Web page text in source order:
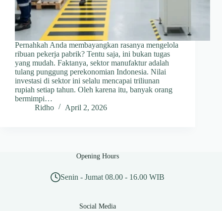
Pernahkah Anda membayangkan rasanya mengelola
ribuan pekerja pabrik? Tentu saja, ini bukan tugas
yang mudah. Faktanya, sektor manufaktur adalah
tulang punggung perekonomian Indonesia. Nilai
investasi di sektor ini selalu mencapai triliunan
rupiah setiap tahun. Oleh karena itu, banyak orang
bermimpi…
Ridho
April 2, 2026
Opening Hours
Senin - Jumat 08.00 - 16.00 WIB
Social Media